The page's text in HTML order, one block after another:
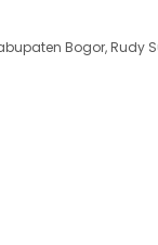
Kabupaten Bogor,